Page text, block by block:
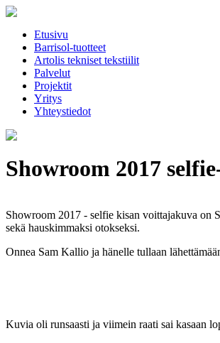
Etusivu
Barrisol-tuotteet
Artolis tekniset tekstiilit
Palvelut
Projektit
Yritys
Yhteystiedot
Showroom 2017
Showroom 2017 - selfie kisan voittajakuva on
sekä hauskimmaksi otokseksi.
Onnea Sam Kallio ja hänelle tullaan
Kuvia oli runsaasti ja viimein raati sai kasaan